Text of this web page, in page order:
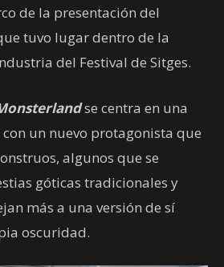
de la presentación del
tuvo lugar dentro de la
del Festival de Sitges.
se centra en una
un nuevo protagonista que
algunos que se
góticas tradicionales y
más a una versión de sí
oscuridad.